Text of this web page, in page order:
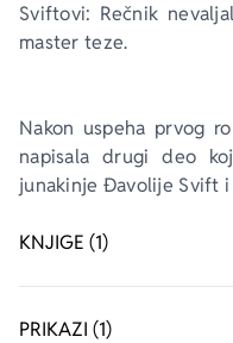
Sviftovi: Rečnik
master teze.
Nakon uspeha prvog
napisala drugi deo
junakinje Đavolije Svift
KNJIGE (1)
PRIKAZI (1)
E-knjige
Biografija
Milica Jakovljević Mir-
Elif Šafak